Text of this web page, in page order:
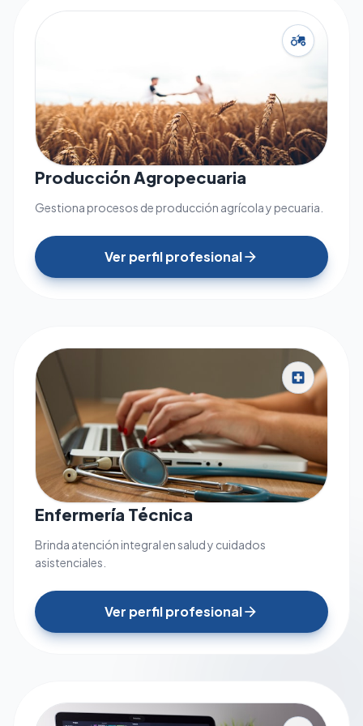
agriculture
Producción Agropecuaria
Gestiona procesos de producción agrícola y pecuaria.
Ver perfil profesionalarrow_forward
local_hospital
Enfermería Técnica
Brinda atención integral en salud y cuidados
asistenciales.
Ver perfil profesionalarrow_forward